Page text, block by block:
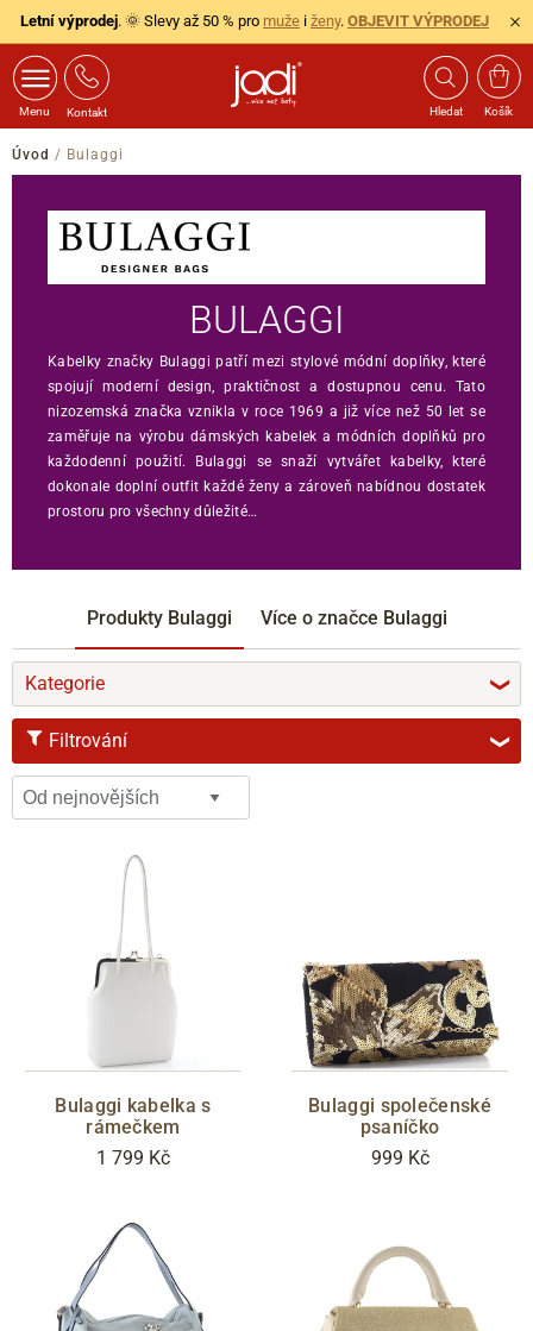
Letní výprodej. 🌞 Slevy až 50 % pro muže i ženy. OBJEVIT VÝPRODEJ
Menu Kontakt Hledat Košík
Úvod / Bulaggi
BULAGGI
Kabelky značky Bulaggi patří mezi stylové módní doplňky, které
spojují moderní design, praktičnost a dostupnou cenu. Tato
nizozemská značka vznikla v roce 1969 a již více než 50 let se
zaměřuje na výrobu dámských kabelek a módních doplňků pro
každodenní použití. Bulaggi se snaží vytvářet kabelky, které
dokonale doplní outfit každé ženy a zároveň nabídnou dostatek
prostoru pro všechny důležité…
Produkty Bulaggi Více o značce Bulaggi
Kategorie ❯
Filtrování ❯
BARVY
zelená
růžová
stříbrná
metalická barevná
Zlevněno
S05 - Liberec
Bulaggi kabelka s
rámečkem
1 799 Kč
Bulaggi společenské
psaníčko
999 Kč